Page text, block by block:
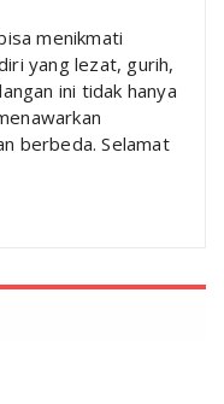
menikmati
yang lezat, gurih,
ini tidak hanya
berbeda. Selamat